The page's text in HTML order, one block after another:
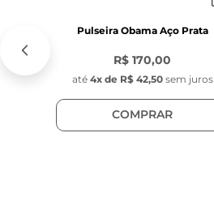
Pulseira Obama Aço Prata
R$ 170,00
até 4x de R$ 42,50 sem juros
COMPRAR